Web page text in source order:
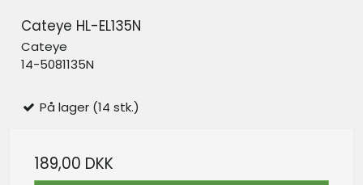
Cateye HL-EL135N
Cateye
14-5081135N
På lager (14 stk.)
189,00 DKK